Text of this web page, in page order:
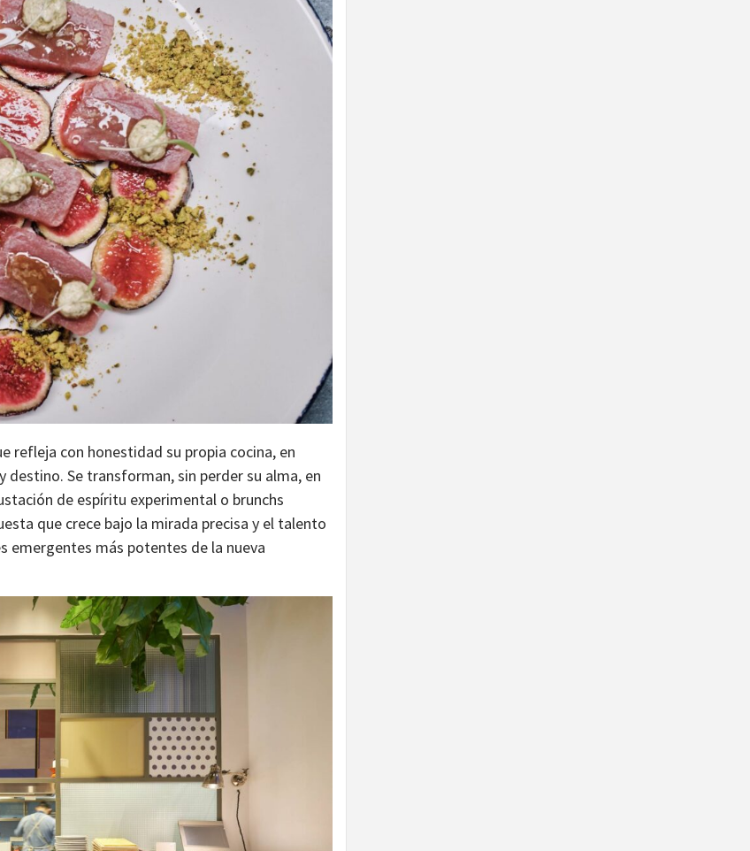
refleja con honestidad su propia cocina, en
destino. Se transforman, sin perder su alma, en
de espíritu experimental o brunchs
que crece bajo la mirada precisa y el talento
emergentes más potentes de la nueva